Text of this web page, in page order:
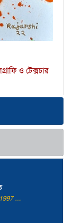
...
ও টেক্সচার